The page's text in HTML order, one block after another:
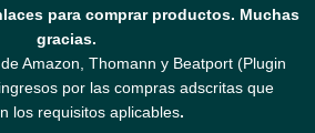
para comprar productos. Muchas
gracias.
Amazon, Thomann y Beatport (Plugin
por las compras adscritas que
los requisitos aplicables.